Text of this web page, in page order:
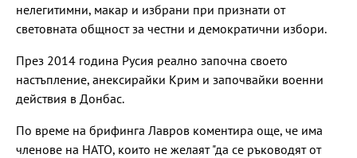
нелегитимни, макар и избрани при признати от
световната общност за честни и демократични избори.
През 2014 година Русия реално започна своето
настъпление, анексирайки Крим и започвайки военни
действия в Донбас.
По време на брифинга Лавров коментира още, че има
членове на НАТО, които не желаят "да се ръководят от